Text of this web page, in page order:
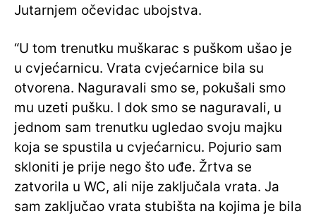
Jutarnjem očevidac ubojstva.
“U tom trenutku muškarac s puškom ušao je
u cvjećarnicu. Vrata cvjećarnice bila su
otvorena. Naguravali smo se, pokušali smo
mu uzeti pušku. I dok smo se naguravali, u
jednom sam trenutku ugledao svoju majku
koja se spustila u cvjećarnicu. Pojurio sam
skloniti je prije nego što uđe. Žrtva se
zatvorila u WC, ali nije zaključala vrata. Ja
sam zaključao vrata stubišta na kojima je bila